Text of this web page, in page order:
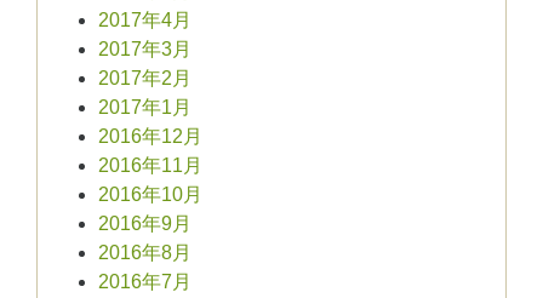
2017年4月
2017年3月
2017年2月
2017年1月
2016年12月
2016年11月
2016年10月
2016年9月
2016年8月
2016年7月